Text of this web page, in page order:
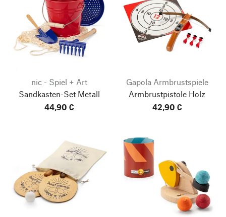
nic - Spiel + Art
Sandkasten-Set Metall
44,90 €
Gapola Armbrustspiele
Armbrustpistole Holz
42,90 €